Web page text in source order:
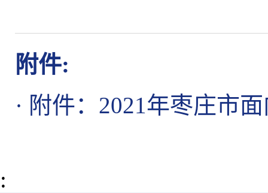
附件:
· 附件：2021年枣庄市
: